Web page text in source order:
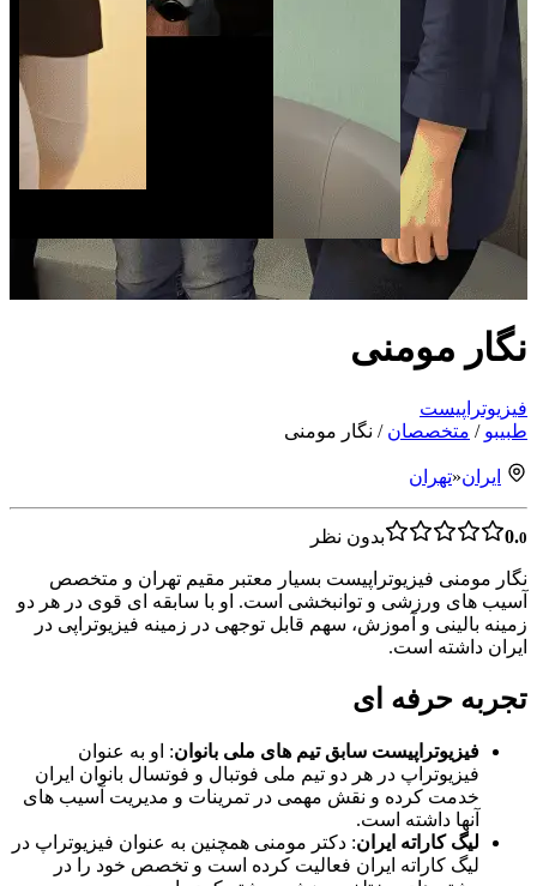
نگار مومنی
فیزیوتراپیست
طبیبو / متخصصان / نگار مومنی
ایران«تهران
0.0 بدون نظر
نگار مومنی فیزیوتراپیست بسیار معتبر مقیم تهران و متخصص
آسیب های ورزشی و توانبخشی است. او با سابقه ای قوی در هر دو
زمینه بالینی و آموزش، سهم قابل توجهی در زمینه فیزیوتراپی در
ایران داشته است.
تجربه حرفه ای
فیزیوتراپیست سابق تیم های ملی بانوان: او به عنوان
فیزیوتراپ در هر دو تیم ملی فوتبال و فوتسال بانوان ایران
خدمت کرده و نقش مهمی در تمرینات و مدیریت آسیب های
آنها داشته است.
لیگ کاراته ایران: دکتر مومنی همچنین به عنوان فیزیوتراپ در
لیگ کاراته ایران فعالیت کرده است و تخصص خود را در